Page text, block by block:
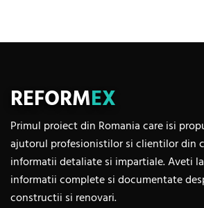
REFORMEX
Primul proiect din Romania care isi
ajutorul profesionistilor si clientilor din
informatii detaliate si impartiale. Aveti
informatii complete si documentate
constructii si renovari.